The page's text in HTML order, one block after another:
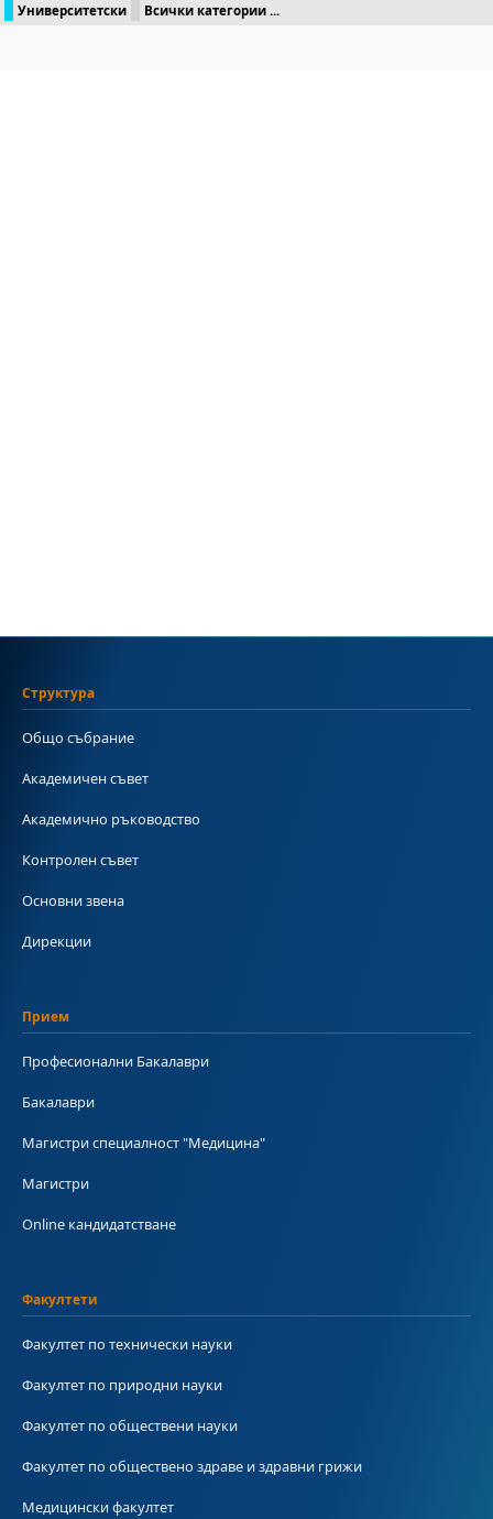
Университетски Всички категории ...
Структура
Общо събрание
Академичен съвет
Академично ръководство
Контролен съвет
Основни звена
Дирекции
Прием
Професионални Бакалаври
Бакалаври
Магистри специалност "Медицина"
Магистри
Online кандидатстване
Факултети
Факултет по технически науки
Факултет по природни науки
Факултет по обществени науки
Факултет по обществено здраве и здравни грижи
Медицински факултет